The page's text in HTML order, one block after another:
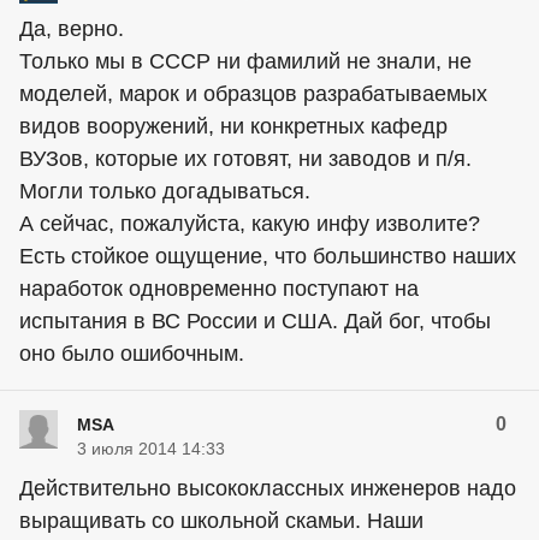
Да, верно.
Только мы в СССР ни фамилий не знали, не
моделей, марок и образцов разрабатываемых
видов вооружений, ни конкретных кафедр
ВУЗов, которые их готовят, ни заводов и п/я.
Могли только догадываться.
А сейчас, пожалуйста, какую инфу изволите?
Есть стойкое ощущение, что большинство наших
наработок одновременно поступают на
испытания в ВС России и США. Дай бог, чтобы
оно было ошибочным.
MSA 0
3 июля 2014 14:33
Действительно высококлассных инженеров надо
выращивать со школьной скамьи. Наши